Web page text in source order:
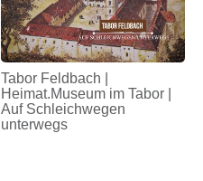
Tabor Feldbach |
Heimat.Museum im Tabor |
Auf Schleichwegen
unterwegs